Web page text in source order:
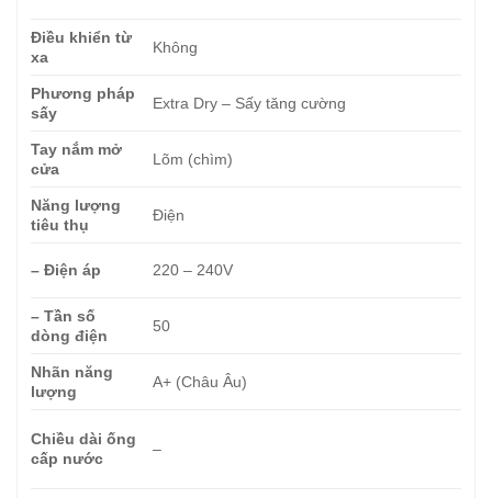
Điều khiển từ
xa
Không
Phương pháp
sấy
Extra Dry – Sấy tăng cường
Tay nắm mở
cửa
Lõm (chìm)
Năng lượng
tiêu thụ
Điện
– Điện áp 220 – 240V
– Tần số
dòng điện
50
Nhãn năng
lượng
A+ (Châu Âu)
Chiều dài ống
cấp nước
–